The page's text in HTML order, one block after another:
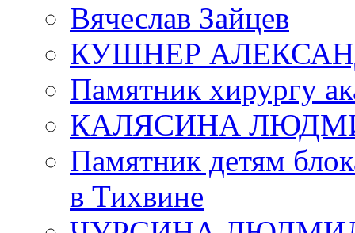
Вячеслав Зайцев
КУШНЕР
Памятник хирургу
КАЛЯСИНА
Памятник детям
в Тихвине